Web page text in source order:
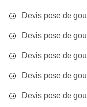
Devis pose de
Devis pose de
Devis pose de
Devis pose de
Devis pose de